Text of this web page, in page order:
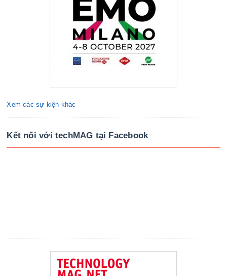
Xem các sự kiện khác
Kết nối với techMAG tại Facebook